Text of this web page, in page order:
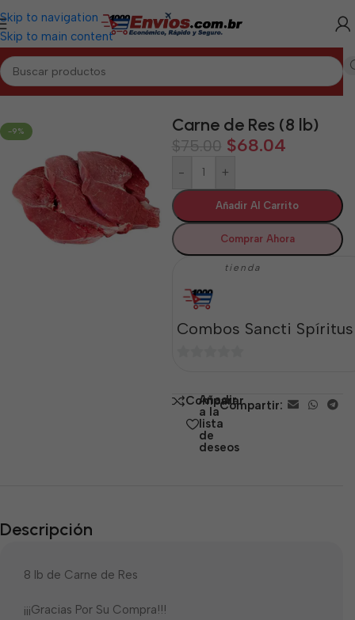
Skip to navigation
Skip to main content
Inicio/SANCTI SPÍRITUS/Cárnicos Sancti Spíritus
-9% Carne de Res (8 lb)
$75.00 $68.04
- +
Añadir Al Carrito
Comprar Ahora
tienda
Combos Sancti Spíritus
5 Comparar
Añadir
a la
lista
de
deseos
Compartir:
Descripción
8 lb de Carne de Res
¡¡¡Gracias Por Su Compra!!!